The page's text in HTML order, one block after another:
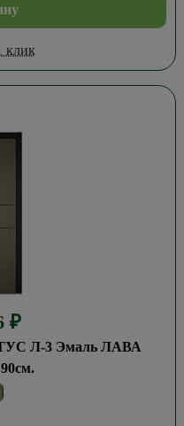
клик
₽
Л-3 Эмаль ЛАВА